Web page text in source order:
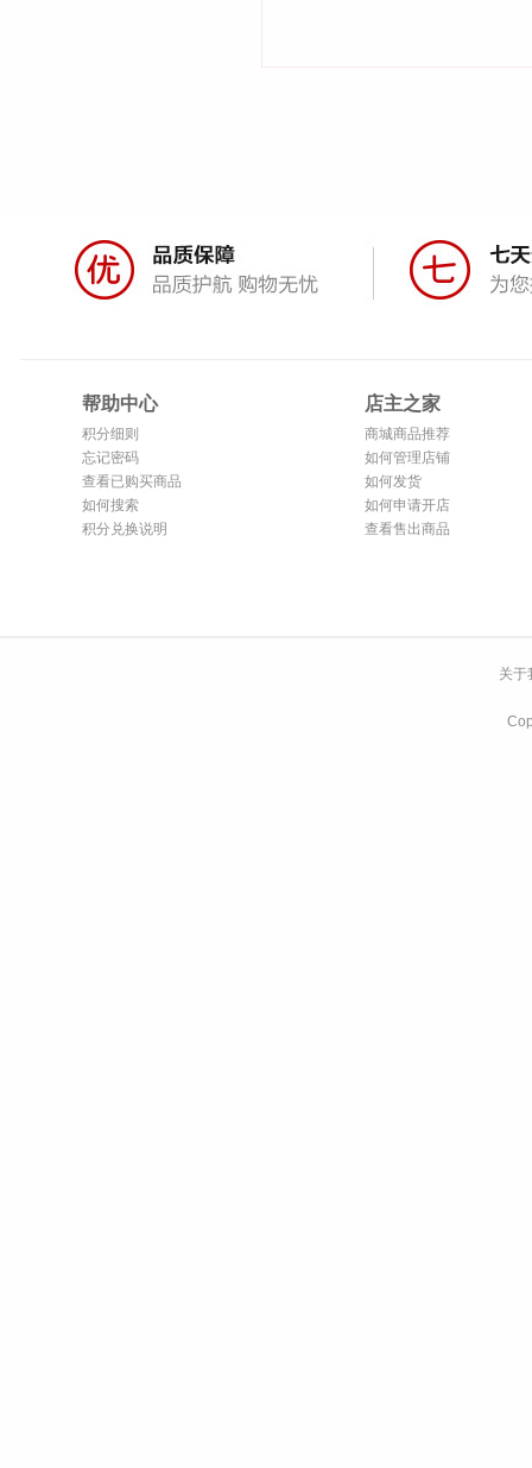
帮助中心
积分细则
忘记密码
查看已购买商品
如何搜索
积分兑换说明
店主之家
商城商品推荐
如何管理店铺
如何发货
如何申请开店
查看售出商品
关于